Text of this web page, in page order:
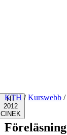
HT
2012
CINEK
KTH / Kurswebb /
Föreläsning